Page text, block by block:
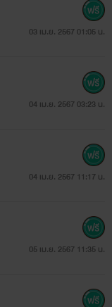
03 เม.ย. 2567 01:05 น.
04 เม.ย. 2567 03:23 น.
04 เม.ย. 2567 11:17 น.
05 เม.ย. 2567 11:35 น.